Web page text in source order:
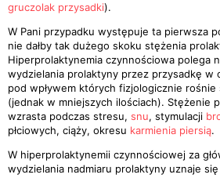
gruczolak przysadki).
W Pani przypadku występuje ta pierwsza
nie dałby tak dużego skoku stężenia
Hiperprolaktynemia czynnościowa polega
wydzielania prolaktyny przez przysadkę w
pod wpływem których fizjologicznie
(jednak w mniejszych ilościach). Stężenie
wzrasta podczas stresu, snu, stymulacji
płciowych, ciąży, okresu karmienia piersią.
W hiperprolaktynemii czynnościowej za
wydzielania nadmiaru prolaktyny uznaje